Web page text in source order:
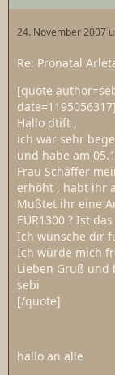
24. November 2007
Re: Pronatal
[quote
date=1195056317]
Hallo dtift ,
ich war sehr
und habe am
Frau Schäffer
erhöht , habt ihr
Mußtet ihr eine
EUR1300 ? Ist
Ich wünsche dir
Ich würde mich
Lieben Gruß und
sebi
[/quote]
hallo an alle